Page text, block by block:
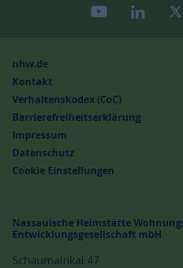
youtubelinkedin
nhw.de
Kontakt
Verhaltenskodex (CoC)
Barrierefreiheitserklärung
Impressum
Datenschutz
Cookie Einstellungen
Nassauische Heimstätte
Entwicklungsgesellschaft mbH
Schaumainkai 47